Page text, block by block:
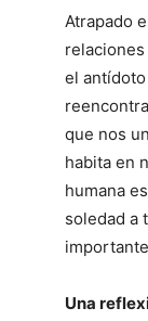
Atrapado
el
que nos
habita en
humana
soledad a
Una